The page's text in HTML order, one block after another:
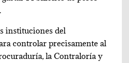
instituciones del
controlar precisamente al
la Contraloría y